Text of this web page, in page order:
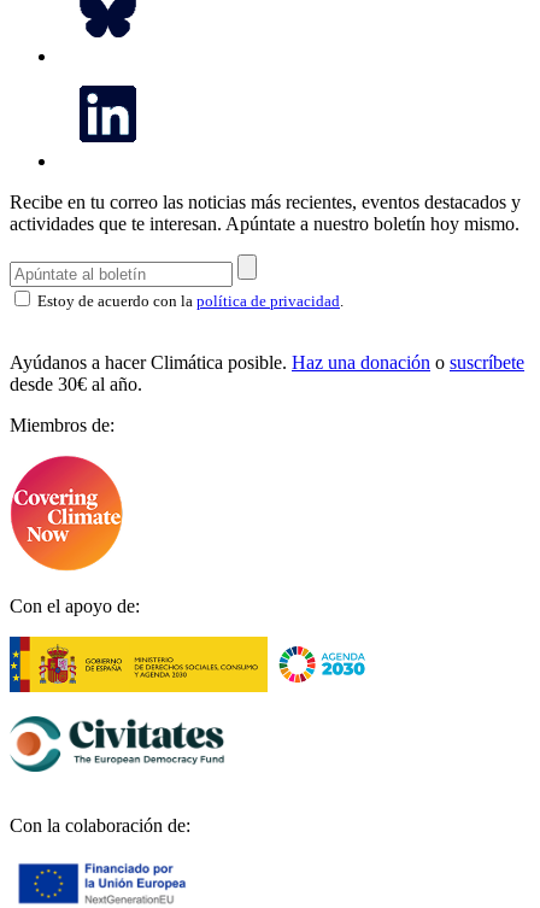
Recibe en tu correo las noticias más recientes, eventos destacados y
actividades que te interesan. Apúntate a nuestro boletín hoy mismo.
Estoy de acuerdo con la política de privacidad
Ayúdanos a hacer Climática posible. Haz una donación o suscríbete
desde 30€ al año.
Miembros de:
Con el apoyo de:
Con la colaboración de: